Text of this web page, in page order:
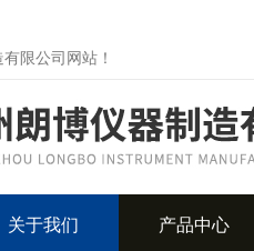
限公司网站！
关于我们 产品中心